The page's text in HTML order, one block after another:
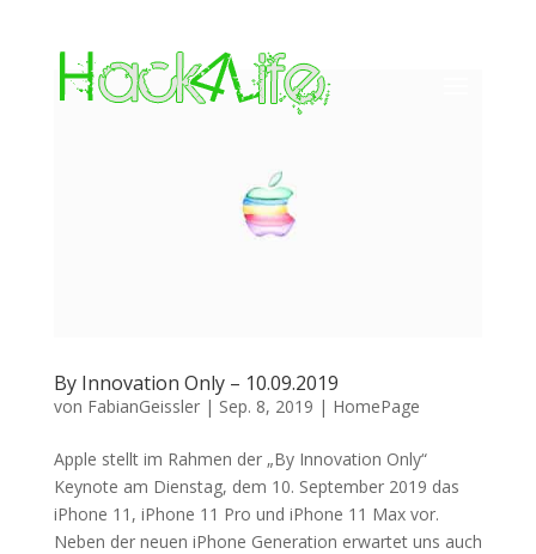
By Innovation Only – 10.09.2019
von FabianGeissler| Sep. 8, 2019 | HomePage
Apple stellt im Rahmen der „By Innovation Only“
Keynote am Dienstag, dem 10. September 2019 das
iPhone 11, iPhone 11 Pro und iPhone 11 Max vor.
Neben der neuen iPhone Generation erwartet uns auch